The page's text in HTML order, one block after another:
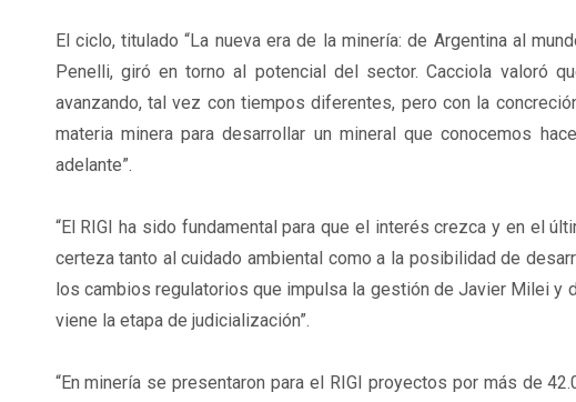
El ciclo, titulado “La nueva era de la minería: de Argentina al
Penelli, giró en torno al potencial del sector. Cacciola valoró
avanzando, tal vez con tiempos diferentes, pero con la
materia minera para desarrollar un mineral que conocemos
adelante”.
“El RIGI ha sido fundamental para que el interés crezca y en el
certeza tanto al cuidado ambiental como a la posibilidad de
los cambios regulatorios que impulsa la gestión de Javier Milei y
viene la etapa de judicialización”.
“En minería se presentaron para el RIGI proyectos por más de